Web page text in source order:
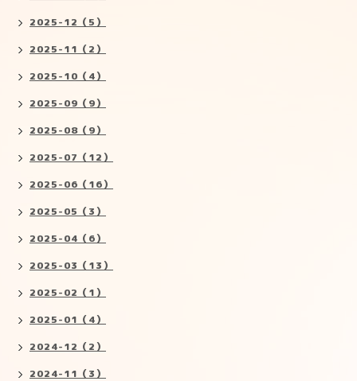
2025-12（5）
2025-11（2）
2025-10（4）
2025-09（9）
2025-08（9）
2025-07（12）
2025-06（16）
2025-05（3）
2025-04（6）
2025-03（13）
2025-02（1）
2025-01（4）
2024-12（2）
2024-11（3）